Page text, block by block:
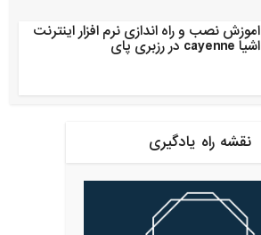
اموزش نصب و راه اندازی نرم افزار اینترنت
اشیا cayenne در رزبری پای
نقشه راه یادگیری